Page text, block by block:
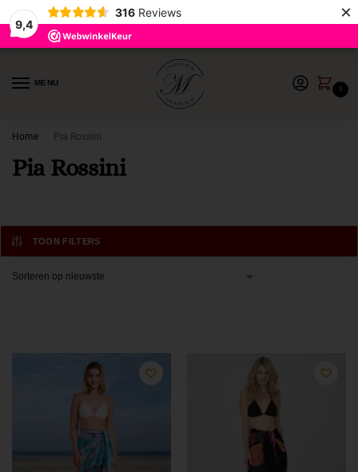
9,4
316 Reviews ×
MENU
0
Home Pia Rossini
Pia Rossini
TOON FILTERS